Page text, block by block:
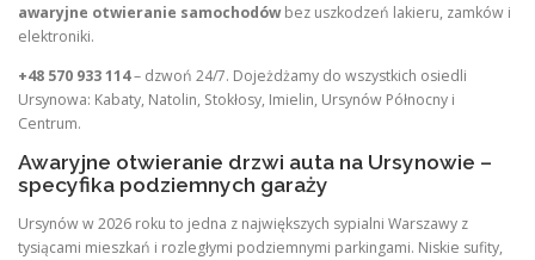
awaryjne otwieranie samochodówbez uszkodzeń lakieru, zamków i
elektroniki.
+48 570 933 114– dzwoń 24/7. Dojeżdżamy do wszystkich osiedli
Ursynowa: Kabaty, Natolin, Stokłosy, Imielin, Ursynów Północny i
Centrum.
Awaryjne otwieranie drzwi auta na Ursynowie –
specyfika podziemnych garaży
Ursynów w 2026 roku to jedna z największych sypialni Warszawy z
tysiącami mieszkań i rozległymi podziemnymi parkingami. Niskie sufity,